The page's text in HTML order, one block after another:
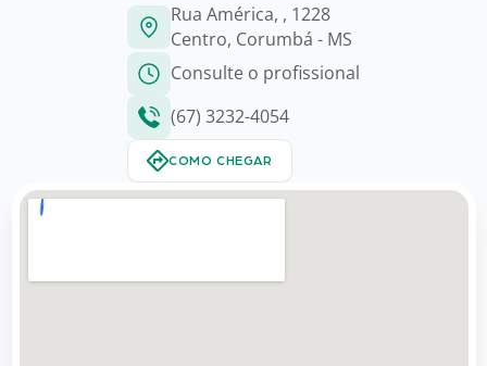
Rua América, , 1228
Centro, Corumbá - MS
Consulte o profissional
(67) 3232-4054
COMO CHEGAR